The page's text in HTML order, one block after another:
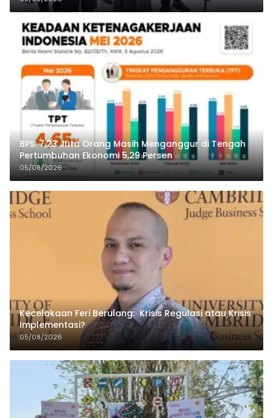
BPS: 7,23 Juta Orang Masih Menganggur di Tengah
Pertumbuhan Ekonomi 5,29 Persen
05/08/2026
Kecelakaan Feri Berulang: Krisis Regulasi atau Krisis
Implementasi?
05/08/2026